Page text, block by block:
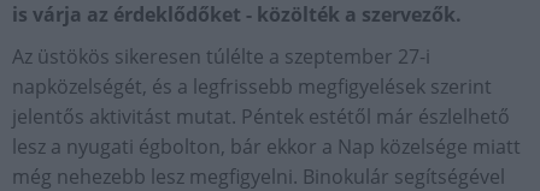
is várja az érdeklődőket - közölték a szervezők.
Az üstökös sikeresen túlélte a szeptember 27-i
napközelségét, és a legfrissebb megfigyelések szerint
jelentős aktivitást mutat. Péntek estétől már észlelhető
lesz a nyugati égbolton, bár ekkor a Nap közelsége miatt
még nehezebb lesz megfigyelni. Binokulár segítségével